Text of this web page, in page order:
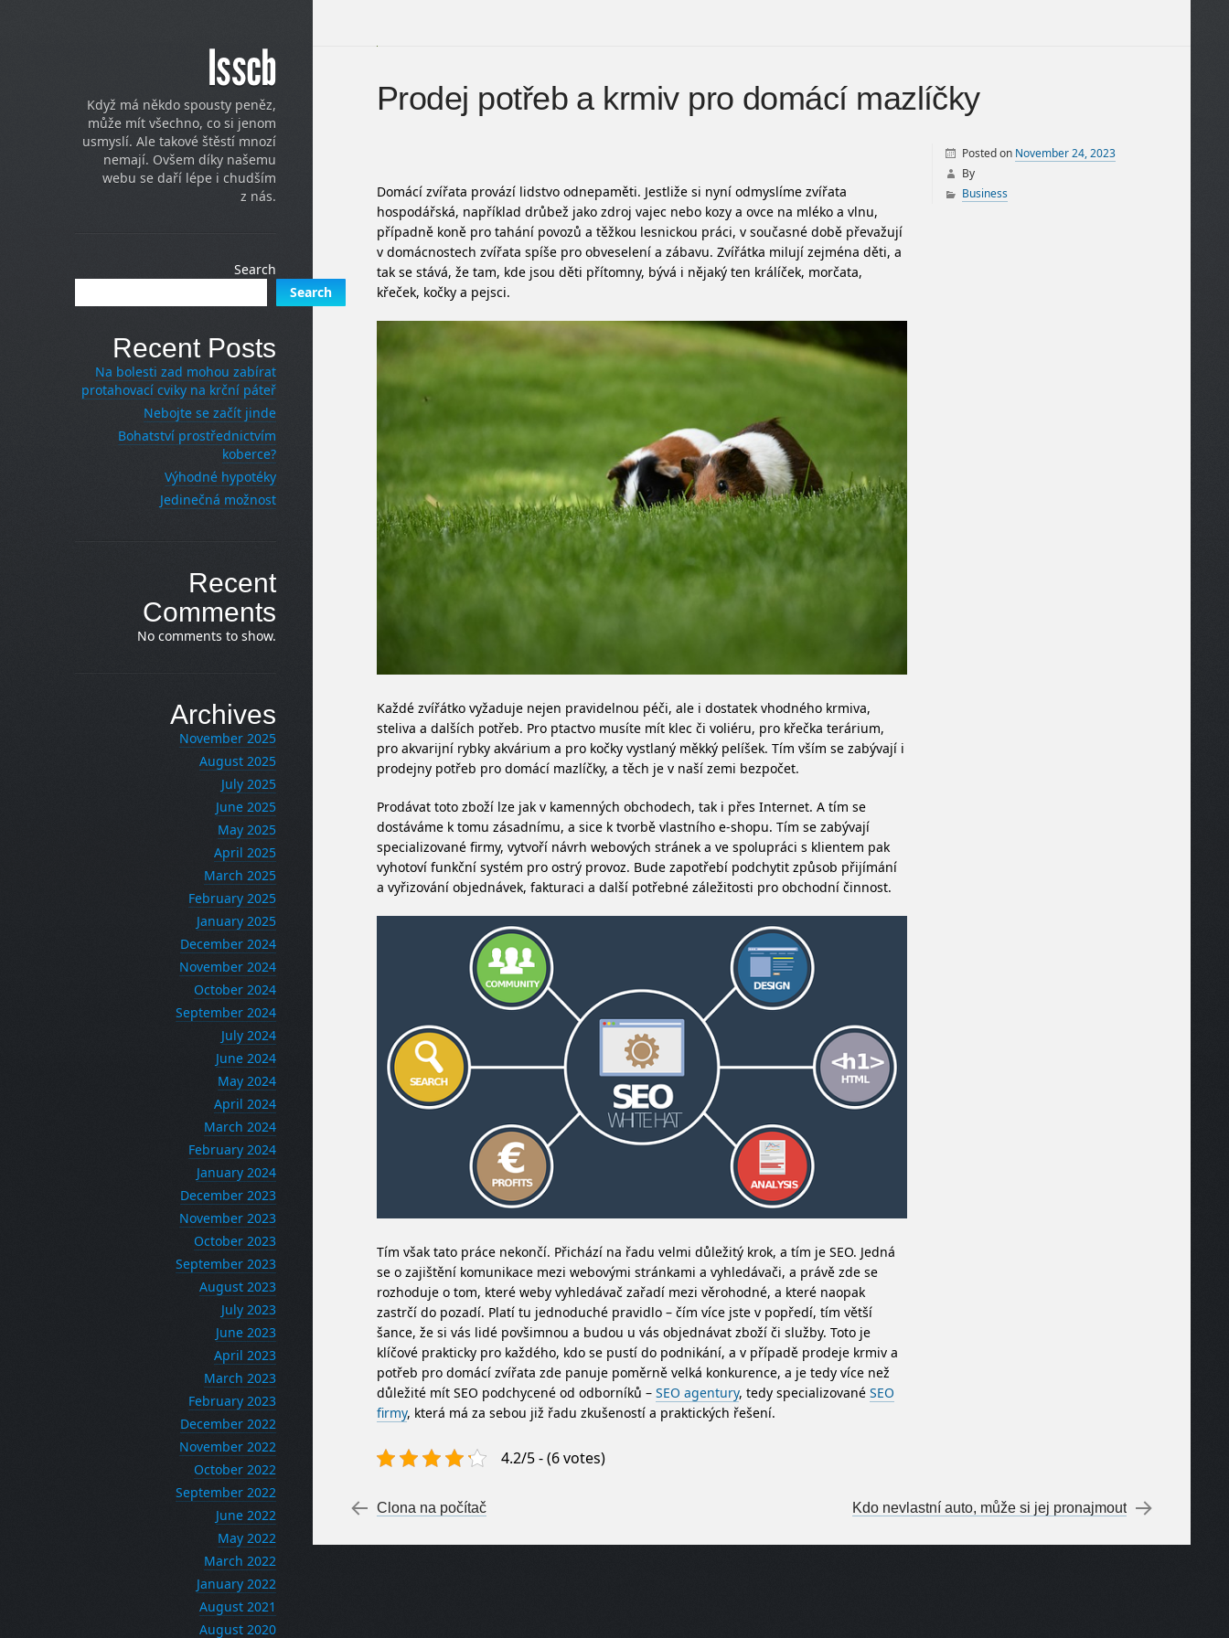
Isscb
Když má někdo spousty peněz,
může mít všechno, co si jenom
usmyslí. Ale takové štěstí mnozí
nemají. Ovšem díky našemu
webu se daří lépe i chudším
z nás.
Prodej potřeb a krmiv pro domácí mazlíčky
Domácí zvířata provází lidstvo odnepaměti. Jestliže si nyní odmyslíme zvířata
hospodářská, například drůbež jako zdroj vajec nebo kozy a ovce na mléko a vlnu,
případně koně pro tahání povozů a těžkou lesnickou práci, v současné době převažují
v domácnostech zvířata spíše pro obveselení a zábavu. Zvířátka milují zejména děti, a
tak se stává, že tam, kde jsou děti přítomny, bývá i nějaký ten králíček, morčata,
křeček, kočky a pejsci.
Každé zvířátko vyžaduje nejen pravidelnou péči, ale i dostatek vhodného krmiva,
steliva a dalších potřeb. Pro ptactvo musíte mít klec či voliéru, pro křečka terárium,
pro akvarijní rybky akvárium a pro kočky vystlaný měkký pelíšek. Tím vším se zabývají i
prodejny potřeb pro domácí mazlíčky, a těch je v naší zemi bezpočet.
Prodávat toto zboží lze jak v kamenných obchodech, tak i přes Internet. A tím se
dostáváme k tomu zásadnímu, a sice k tvorbě vlastního e-shopu. Tím se zabývají
specializované firmy, vytvoří návrh webových stránek a ve spolupráci s klientem pak
vyhotoví funkční systém pro ostrý provoz. Bude zapotřebí podchytit způsob přijímání
a vyřizování objednávek, fakturaci a další potřebné záležitosti pro obchodní činnost.
Tím však tato práce nekončí. Přichází na řadu velmi důležitý krok, a tím je SEO. Jedná
se o zajištění komunikace mezi webovými stránkami a vyhledávači, a právě zde se
rozhoduje o tom, které weby vyhledávač zařadí mezi věrohodné, a které naopak
zastrčí do pozadí. Platí tu jednoduché pravidlo – čím více jste v popředí, tím větší
šance, že si vás lidé povšimnou a budou u vás objednávat zboží či služby. Toto je
klíčové prakticky pro každého, kdo se pustí do podnikání, a v případě prodeje krmiv a
potřeb pro domácí zvířata zde panuje poměrně velká konkurence, a je tedy více než
důležité mít SEO podchycené od odborníků – SEO agentury, tedy specializované SEO
firmy, která má za sebou již řadu zkušeností a praktických řešení.
4.2/5 - (6 votes)
Posted on November 24, 2023
By
Business
Post navigation
←
Clona na počítač Kdo nevlastní auto, může si jej pronajmout →
Search
Search
Recent Posts
Na bolesti zad mohou zabírat
protahovací cviky na krční páteř
Nebojte se začít jinde
Bohatství prostřednictvím
koberce?
Výhodné hypotéky
Jedinečná možnost
Recent
Comments
No comments to show.
Archives
November 2025
August 2025
July 2025
June 2025
May 2025
April 2025
March 2025
February 2025
January 2025
December 2024
November 2024
October 2024
September 2024
July 2024
June 2024
May 2024
April 2024
March 2024
February 2024
January 2024
December 2023
November 2023
October 2023
September 2023
August 2023
July 2023
June 2023
April 2023
March 2023
February 2023
December 2022
November 2022
October 2022
September 2022
June 2022
May 2022
March 2022
January 2022
August 2021
August 2020